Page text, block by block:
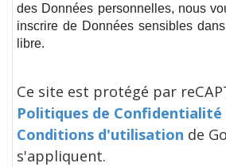
des Données personnelles, nous
inscrire de Données sensibles
libre.
Ce site est protégé par
Politiques de Confidentialité
Conditions d'utilisation de
s'appliquent.